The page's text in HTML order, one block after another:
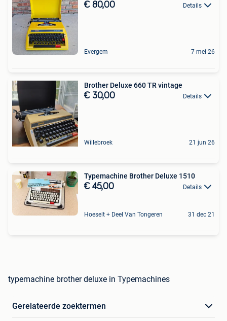
€ 80,00 Details
Evergem 7 mei 26
Brother Deluxe 660 TR vintage
€ 30,00 Details
Willebroek 21 jun 26
Typemachine Brother Deluxe 1510
€ 45,00 Details
Hoeselt + Deel Van Tongeren 31 dec 21
typemachine brother deluxe in Typemachines
Gerelateerde zoektermen